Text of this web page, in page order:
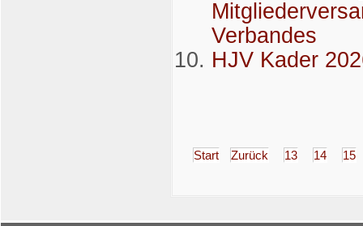
Verbandes
HJV Kader
Start Zurück 13 14 15